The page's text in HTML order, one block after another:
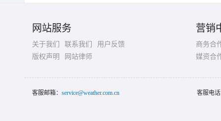
网站服务
关于我们 联系我们
用户反馈
版权声明
网站律师
营销
商务合
媒资合
客服邮箱： service@weather.com.cn 客服电